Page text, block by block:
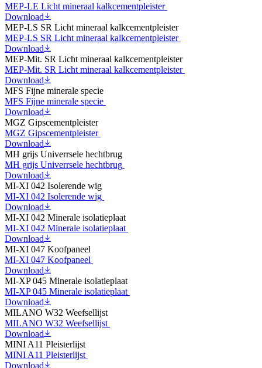
MEP-LE Licht mineraal kalkcementpleister
Download
MEP-LS SR Licht mineraal kalkcementpleister
MEP-LS SR Licht mineraal kalkcementpleister
Download
MEP-Mit. SR Licht mineraal kalkcementpleister
MEP-Mit. SR Licht mineraal kalkcementpleister
Download
MFS Fijne minerale specie
MFS Fijne minerale specie
Download
MGZ Gipscementpleister
MGZ Gipscementpleister
Download
MH grijs Univerrsele hechtbrug
MH grijs Univerrsele hechtbrug
Download
MI-XI 042 Isolerende wig
MI-XI 042 Isolerende wig
Download
MI-XI 042 Minerale isolatieplaat
MI-XI 042 Minerale isolatieplaat
Download
MI-XI 047 Koofpaneel
MI-XI 047 Koofpaneel
Download
MI-XP 045 Minerale isolatieplaat
MI-XP 045 Minerale isolatieplaat
Download
MILANO W32 Weefsellijst
MILANO W32 Weefsellijst
Download
MINI A11 Pleisterlijst
MINI A11 Pleisterlijst
Download